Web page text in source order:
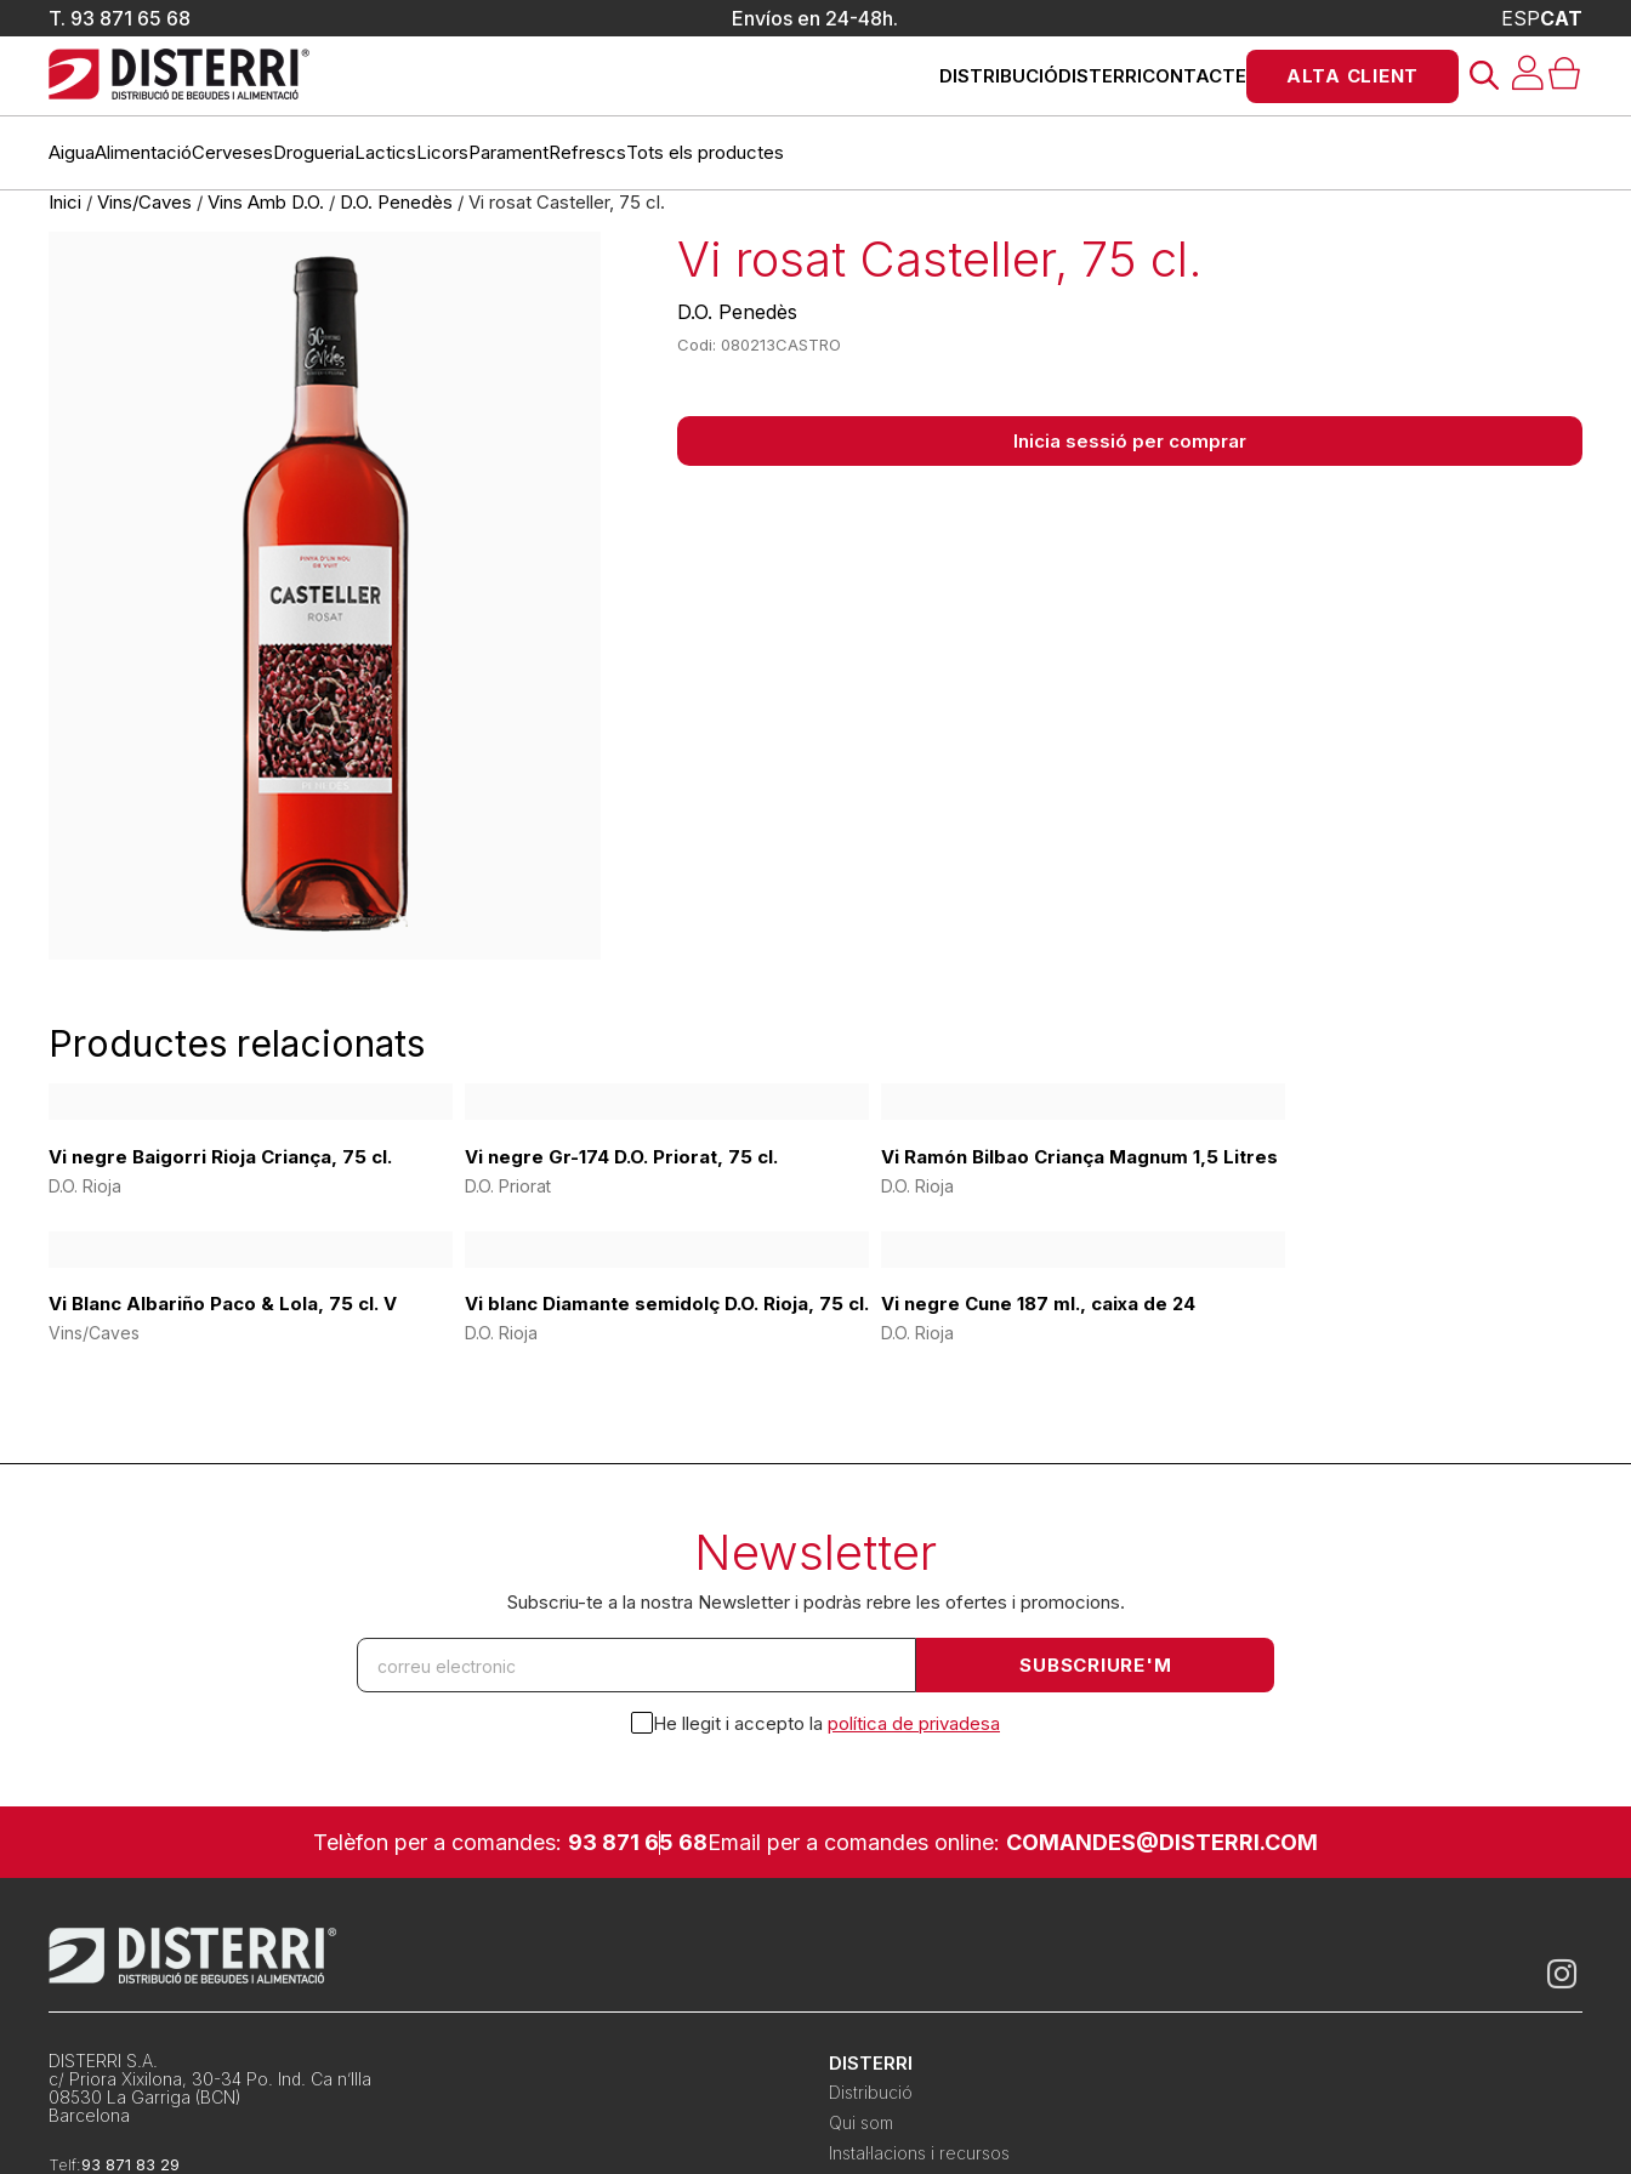
T. 93 871 65 68 Envíos en 24-48h. ESPCAT
DISTRIBUCIÓDISTERRICONTACTE
Products
search
ALTA CLIENT
AiguaAlimentacióCervesesDrogueriaLacticsLicorsParamentRefrescsTots els productes
Inici / Vins/Caves / Vins Amb D.O. / D.O. Penedès / Vi rosat Casteller, 75 cl.
Vi rosat Casteller, 75 cl.
D.O. Penedès
Codi: 080213CASTRO
Inicia sessió per comprar
Productes relacionats
Vi negre Baigorri Rioja Criança, 75 cl.
D.O. Rioja
Vi negre Gr-174 D.O. Priorat, 75 cl.
D.O. Priorat
Vi Ramón Bilbao Criança Magnum 1,5 Litres
D.O. Rioja
Vi Blanc Albariño Paco & Lola, 75 cl. V
Vins/Caves
Vi blanc Diamante semidolç D.O. Rioja, 75 cl.
D.O. Rioja
Vi negre Cune 187 ml., caixa de 24
D.O. Rioja
Newsletter
Subscriu-te a la nostra Newsletter i podràs rebre les ofertes i promocions.
He llegit i accepto la política de privadesa
Telèfon per a comandes: 93 871 65 68Email per a comandes online: COMANDES@DISTERRI.COM
DISTERRI S.A.
c/ Priora Xixilona, 30-34 Po. Ind. Ca n’Illa
08530 La Garriga (BCN)
Barcelona
Telf:93 871 83 29
DISTERRI
Distribució
Qui som
Instal·lacions i recursos